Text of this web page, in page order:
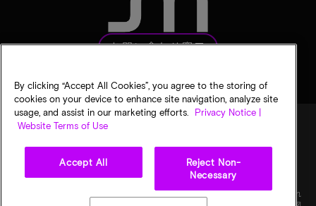
お問い合わせ窓口
マイクロンのプライバシー通知 販売条件
Micron Technology, Inc. All rights reserved. 情報、製品、仕様は予告なく変更され
By clicking “Accept All Cookies”, you agree to the storing of
cookies on your device to enhance site navigation, analyze site
usage, and assist in our marketing efforts.
Privacy Notice |
Website Terms of Use
Accept All
Reject Non-
Necessary